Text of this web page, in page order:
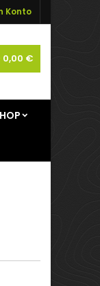
Konto
€